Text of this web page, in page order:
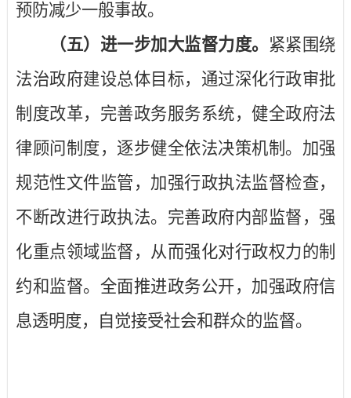
预防减少一般事故。
（五）进一步加大监督力度。
紧紧围绕
法治政府建设总体目标，通过深化行政审批
制度改革，完善政务服务系统，健全政府法
律顾问制度，逐步健全依法决策机制。加强
规范性文件监管，加强行政执法监督检查，
不断改进行政执法。完善政府内部监督，强
化重点领域监督，从而强化对行政权力的制
约和监督。全面推进政务公开，加强政府信
息透明度，自觉接受社会和群众的监督。